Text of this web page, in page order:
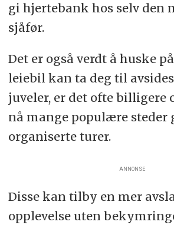
gi hjertebank hos selv den
sjåfør.
Det er også verdt å huske
leiebil kan ta deg til
juveler, er det ofte billigere
nå mange populære steder
organiserte turer.
ANNONSE
Disse kan tilby en mer
opplevelse uten